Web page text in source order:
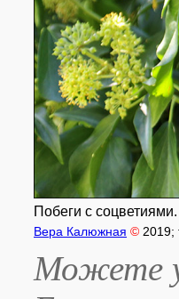
Побеги с
Вера Калюжная © 2019;
Можете